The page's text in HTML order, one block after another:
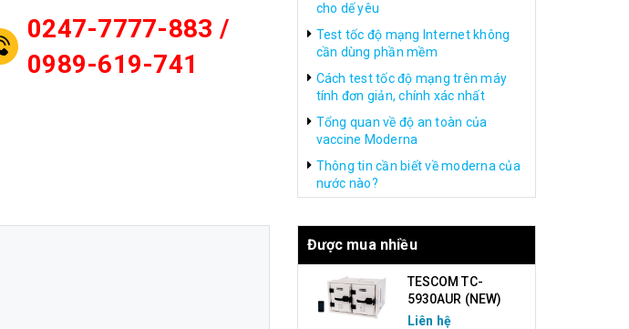
0247-7777-883 /
0989-619-741
cho dế yêu
Test tốc độ mạng Internet không
cần dùng phần mềm
Cách test tốc độ mạng trên máy
tính đơn giản, chính xác nhất
Tổng quan về độ an toàn của
vaccine Moderna
Thông tin cần biết về moderna của
nước nào?
Được mua nhiều
TESCOM TC-
5930AUR (NEW)
Liên hệ